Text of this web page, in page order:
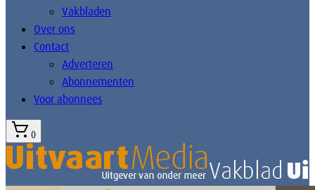
Vakbladen
Over ons
Contact
Adverteren
Abonnementen
Voor abonnees
0